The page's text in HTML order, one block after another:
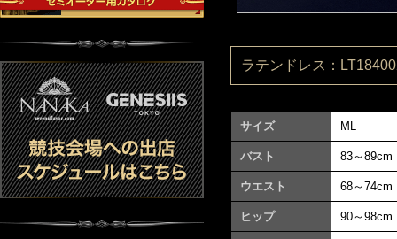
ラテンドレス：
サイズ ML
バスト 83～89cm
ウエスト 68～74cm
ヒップ 90～98cm